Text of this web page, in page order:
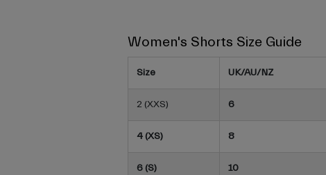
Women's Shorts Size Guide
Size UK/AU/NZ
2 (XXS) 6
4 (XS) 8
6 (S) 10